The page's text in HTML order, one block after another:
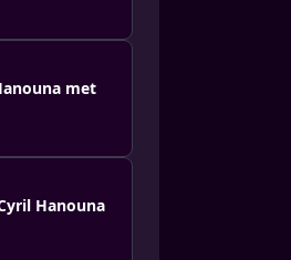
met
Hanouna